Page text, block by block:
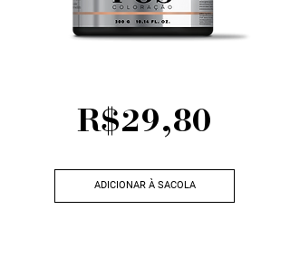
R$29,80
ADICIONAR À SACOLA